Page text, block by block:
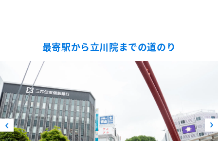
最寄駅から立川院までの道のり